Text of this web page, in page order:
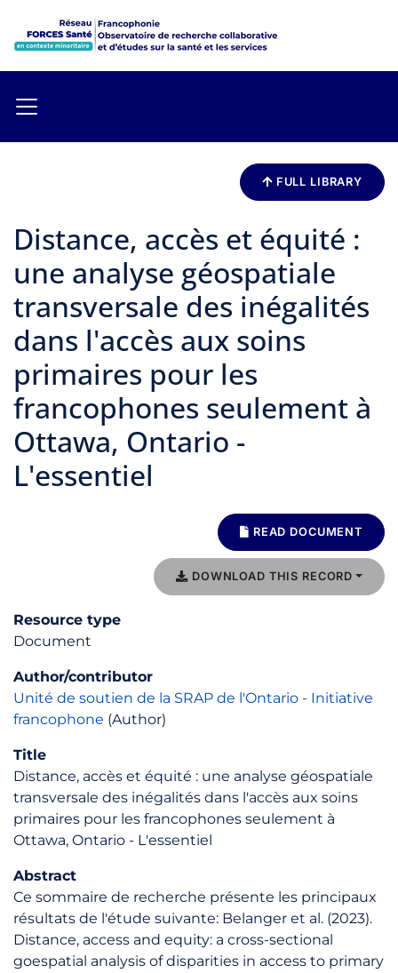
FULL LIBRARY
Distance, accès et équité :
une analyse géospatiale
transversale des inégalités
dans l'accès aux soins
primaires pour les
francophones seulement à
Ottawa, Ontario -
L'essentiel
READ DOCUMENT
DOWNLOAD THIS RECORD
Resource type
Document
Author/contributor
Unité de soutien de la SRAP de l'Ontario - Initiative
francophone (Author)
Title
Distance, accès et équité : une analyse géospatiale
transversale des inégalités dans l'accès aux soins
primaires pour les francophones seulement à
Ottawa, Ontario - L'essentiel
Abstract
Ce sommaire de recherche présente les principaux
résultats de l'étude suivante: Belanger et al. (2023).
Distance, access and equity: a cross-sectional
goespatial analysis of disparities in access to primary